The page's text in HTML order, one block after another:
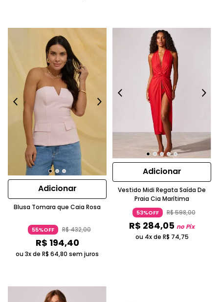
Adicionar
Blusa Tomara que Caia Rosa
55%OFF R$432,00
R$ 194,40
ou 3x de R$ 64,80 sem juros
Adicionar
Vestido Midi Regata Saída De
Praia Cia Marítima
53%OFF R$598,00
R$ 284,05 no Pix
ou 4x de R$ 74,75